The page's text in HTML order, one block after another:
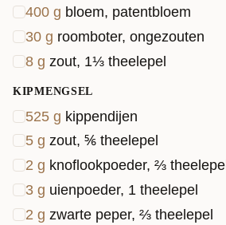
400 g bloem, patentbloem
30 g roomboter, ongezouten
8 g zout, 1⅓ theelepel
KIPMENGSEL
525 g kippendijen
5 g zout, ⅚ theelepel
2 g knoflookpoeder, ⅔ theelepel
3 g uienpoeder, 1 theelepel
2 g zwarte peper, ⅔ theelepel